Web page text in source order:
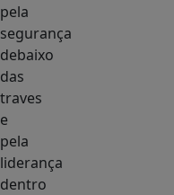
pela
segurança
debaixo
das
traves
e
pela
liderança
dentro